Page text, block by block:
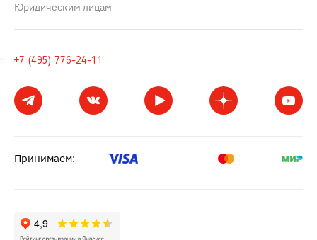
Юридическим лицам
+7 (495) 776-24-11
Принимаем: